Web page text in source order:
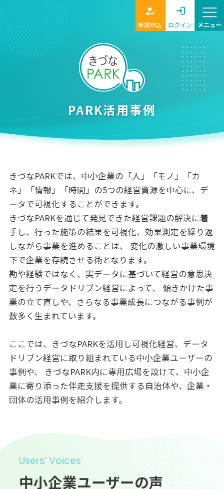
新規申込 ログイン
PARK活用事例
きづなPARKでは、中小企業の「人」「モノ」「カ
ネ」「情報」「時間」の5つの経営資源を中心に、デ
ータで可視化することができます。
きづなPARKを通じて発見できた経営課題の解決に着
手し、行った施策の結果を可視化、効果測定を繰り返
しながら事業を進めることは、
変化の激しい事業環境
下で企業を存続させる術となります。
勘や経験ではなく、実データに基づいて経営の意思決
定を行うデータドリブン経営によって、
傾きかけた事
業の立て直しや、さらなる事業成長につながる事例が
数多く生まれています。
ここでは、きづなPARKを活用し可視化経営、データ
ドリブン経営に取り組まれている中小企業ユーザーの
事例や、
きづなPARK内に専用広場を設けて、中小企
業に寄り添った伴走支援を提供する自治体や、企業・
団体の活用事例を紹介します。
Users’ Voices
中小企業ユーザーの声